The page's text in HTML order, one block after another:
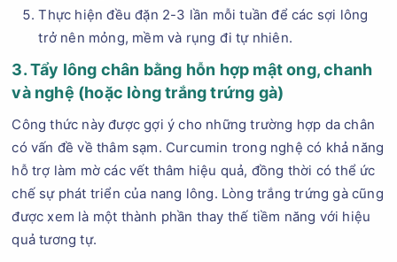
Thực hiện đều đặn 2-3 lần mỗi tuần để các sợi lông
trở nên mỏng, mềm và rụng đi tự nhiên.
3. Tẩy lông chân bằng hỗn hợp mật ong, chanh
và nghệ (hoặc lòng trắng trứng gà)
Công thức này được gợi ý cho những trường hợp da chân
có vấn đề về thâm sạm. Curcumin trong nghệ có khả năng
hỗ trợ làm mờ các vết thâm hiệu quả, đồng thời có thể ức
chế sự phát triển của nang lông. Lòng trắng trứng gà cũng
được xem là một thành phần thay thế tiềm năng với hiệu
quả tương tự.